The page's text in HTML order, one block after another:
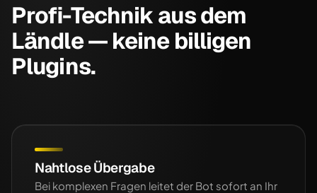
Profi-Technik aus dem
Ländle — keine billigen
Plugins.
Nahtlose Übergabe
Bei komplexen Fragen leitet der Bot sofort an Ihr